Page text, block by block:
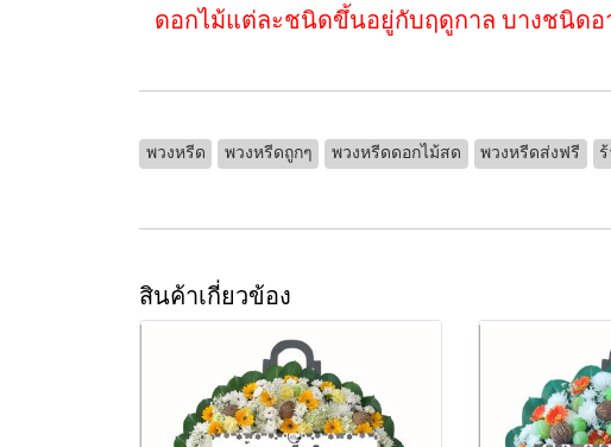
ดอกไม้แต่ละชนิดขึ้นอยู่กับฤดูกาล บางชนิดอ
พวงหรีด พวงหรีดถูกๆ พวงหรีดดอกไม้สด พวงหรีดส่งฟรี
สินค้าเกี่ยวข้อง